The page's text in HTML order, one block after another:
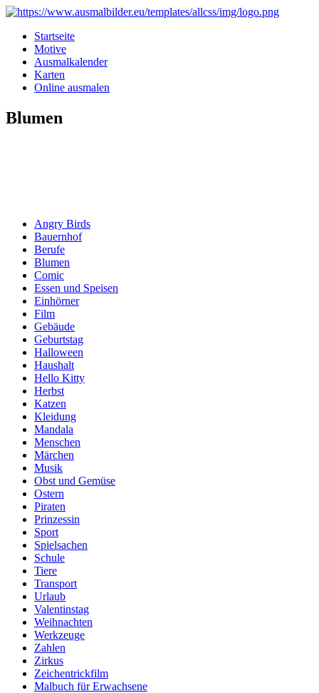
Startseite
Motive
Ausmalkalender
Karten
Online ausmalen
Blumen
Angry Birds
Bauernhof
Berufe
Blumen
Comic
Essen und Speisen
Einhörner
Film
Gebäude
Geburtstag
Halloween
Haushalt
Hello Kitty
Herbst
Katzen
Kleidung
Mandala
Menschen
Märchen
Musik
Obst und Gemüse
Ostern
Piraten
Prinzessin
Sport
Spielsachen
Schule
Tiere
Transport
Urlaub
Valentinstag
Weihnachten
Werkzeuge
Zahlen
Zirkus
Zeichentrickfilm
Malbuch für Erwachsene